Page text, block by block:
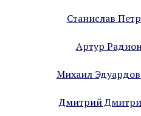
Станислав
Артур
Михаил
Дмитрий